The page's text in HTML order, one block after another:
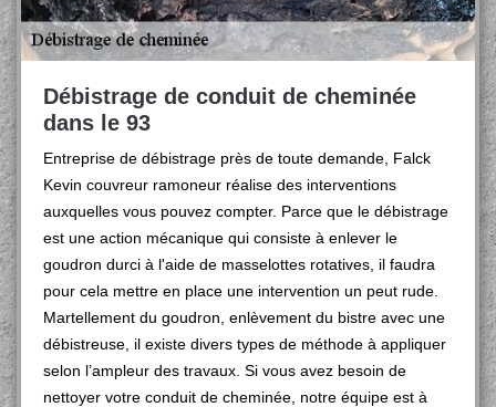
Débistrage de conduit de cheminée
dans le 93
Entreprise de débistrage près de toute demande, Falck
Kevin couvreur ramoneur réalise des interventions
auxquelles vous pouvez compter. Parce que le débistrage
est une action mécanique qui consiste à enlever le
goudron durci à l'aide de masselottes rotatives, il faudra
pour cela mettre en place une intervention un peut rude.
Martellement du goudron, enlèvement du bistre avec une
débistreuse, il existe divers types de méthode à appliquer
selon l’ampleur des travaux. Si vous avez besoin de
nettoyer votre conduit de cheminée, notre équipe est à